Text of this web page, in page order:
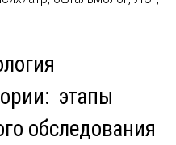
этапы
обследования